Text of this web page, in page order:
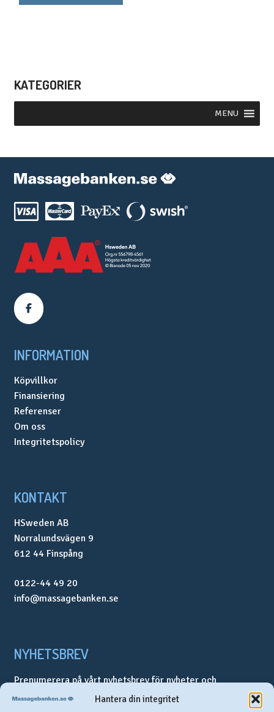
Hantera din integritet
KATEGORIER
MENU
INFORMATION
Köpvillkor
Finansiering
Referenser
Om oss
Integritetspolicy
KONTAKT
HSweden AB
Norralundsvägen 9
612 44 Finspång
0122-44 49 20
info@massagebanken.se
NYHETSBREV
Prenumerera på vårt nyhetsbrev för nyheter och
erbjudanden.